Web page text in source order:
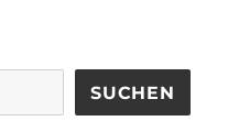
SUCHEN